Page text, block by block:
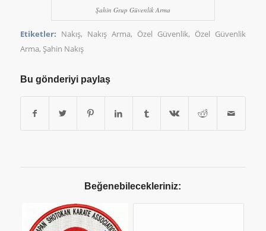
Şahin Grup Güvenlik Arma
Etiketler: Nakış, Nakış Arma, Özel Güvenlik, Özel Güvenlik
Arma, Şahin Nakış
Bu gönderiyi paylaş
Beğenebilecekleriniz: